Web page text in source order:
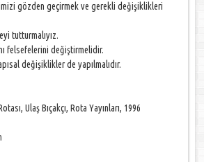
gözden geçirmek ve gerekli değişiklikleri
tutturmalıyız.
felsefelerini değiştirmelidir.
değişiklikler de yapılmalıdır.
Ulaş Bıçakçı, Rota Yayınları, 1996